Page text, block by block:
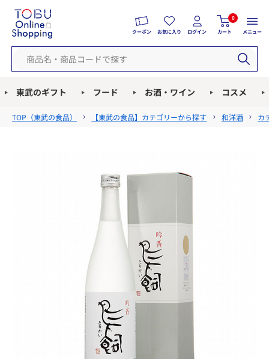
クーポン お気に入り ログイン
0
カート メニュー
東武のギフト フード お酒・ワイン コスメ
TOP（東武の食品） 【東武の食品】カテゴリーから探す 和洋酒 カ